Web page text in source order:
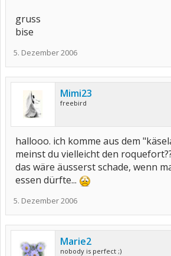
gruss
bise
5. Dezember 2006
Mimi23
freebird
hallooo. ich komme aus dem
meinst du vielleicht den
das wäre äusserst schade, wenn
essen dürfte...
5. Dezember 2006
Marie2
nobody is perfect ;)